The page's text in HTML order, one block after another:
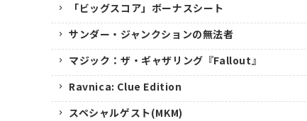
「ビッグスコア」ボーナスシート
サンダー・ジャンクションの無法者
マジック：ザ・ギャザリング『Fallout』
Ravnica: Clue Edition
スペシャルゲスト(MKM)